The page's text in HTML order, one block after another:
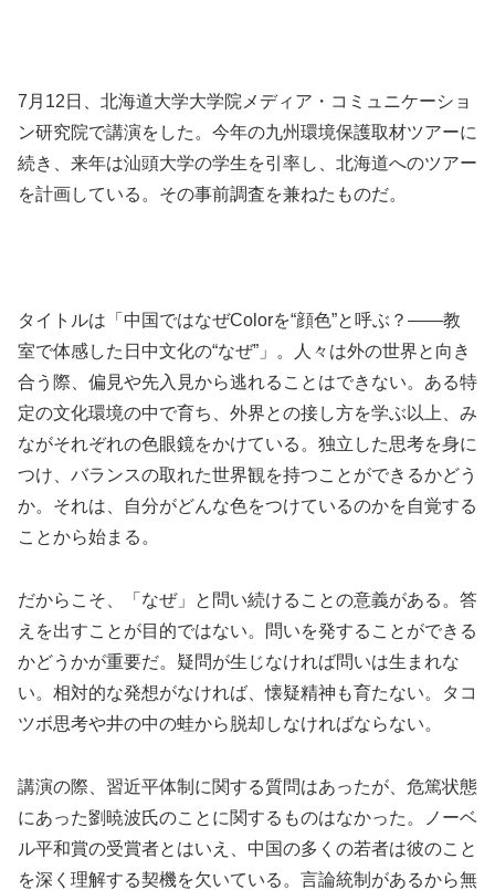
7月12日、北海道大学大学院メディア・コミュニケーショ
ン研究院で講演をした。今年の九州環境保護取材ツアーに
続き、来年は汕頭大学の学生を引率し、北海道へのツアー
を計画している。その事前調査を兼ねたものだ。
タイトルは「中国ではなぜColorを“顔色”と呼ぶ？――教
室で体感した日中文化の“なぜ”」。人々は外の世界と向き
合う際、偏見や先入見から逃れることはできない。ある特
定の文化環境の中で育ち、外界との接し方を学ぶ以上、み
ながそれぞれの色眼鏡をかけている。独立した思考を身に
つけ、バランスの取れた世界観を持つことができるかどう
か。それは、自分がどんな色をつけているのかを自覚する
ことから始まる。
だからこそ、「なぜ」と問い続けることの意義がある。答
えを出すことが目的ではない。問いを発することができる
かどうかが重要だ。疑問が生じなければ問いは生まれな
い。相対的な発想がなければ、懐疑精神も育たない。タコ
ツボ思考や井の中の蛙から脱却しなければならない。
講演の際、習近平体制に関する質問はあったが、危篤状態
にあった劉暁波氏のことに関するものはなかった。ノーベ
ル平和賞の受賞者とはいえ、中国の多くの若者は彼のこと
を深く理解する契機を欠いている。言論統制があるから無